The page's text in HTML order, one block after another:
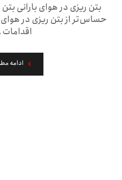
بتن ریزی در هوای بارانی
حساس‌تر از بتن ریزی در هوای
ادامه